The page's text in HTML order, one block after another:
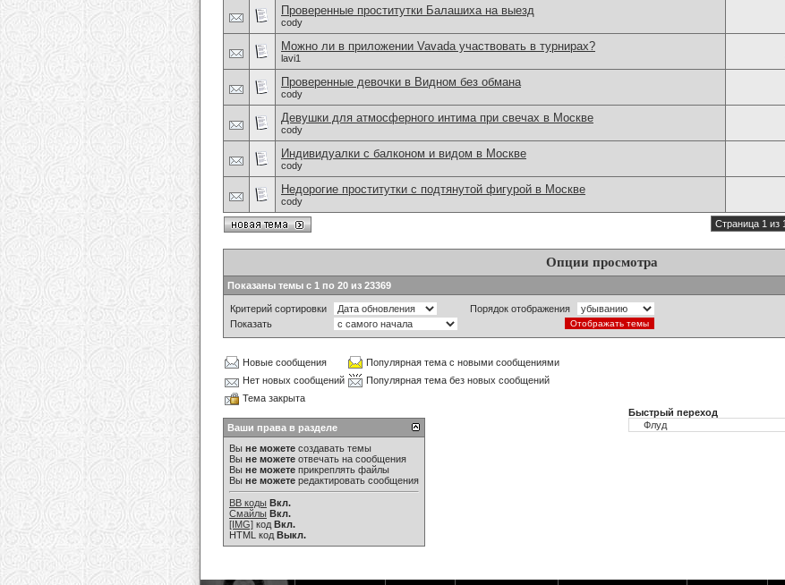
Проверенные проститутки Балашиха на выезд
cody
Можно ли в приложении Vavada участвовать в турнирах?
lavi1
Проверенные девочки в Видном без обмана
cody
Девушки для атмосферного интима при свечах в Москве
cody
Индивидуалки с балконом и видом в Москве
cody
Недорогие проститутки с подтянутой фигурой в Москве
cody
Страница 1 из
Опции просмотра
Показаны темы с 1 по 20 из 23369
Критерий сортировки
Порядок отображения
Показать
Новые сообщения
Популярная тема с новыми сообщениями
Нет новых сообщений
Популярная тема без новых сообщений
Тема закрыта
Ваши права в разделе
Вы не можете создавать темы
Вы не можете отвечать на сообщения
Вы не можете прикреплять файлы
Вы не можете редактировать сообщения
BB коды Вкл.
Смайлы Вкл.
[IMG] код Вкл.
HTML код Выкл.
Быстрый переход